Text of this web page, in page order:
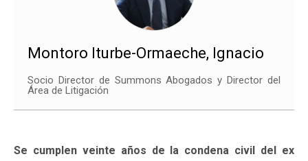
Montoro Iturbe-Ormaeche, Ignacio
Socio Director de Summons Abogados y Director del
Área de Litigación
Se cumplen veinte años de la condena civil del ex